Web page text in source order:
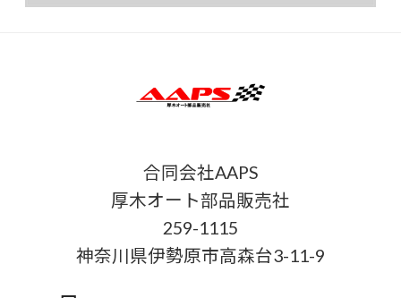
合同会社AAPS
厚木オート部品販売社
259-1115
神奈川県伊勢原市高森台3-11-9